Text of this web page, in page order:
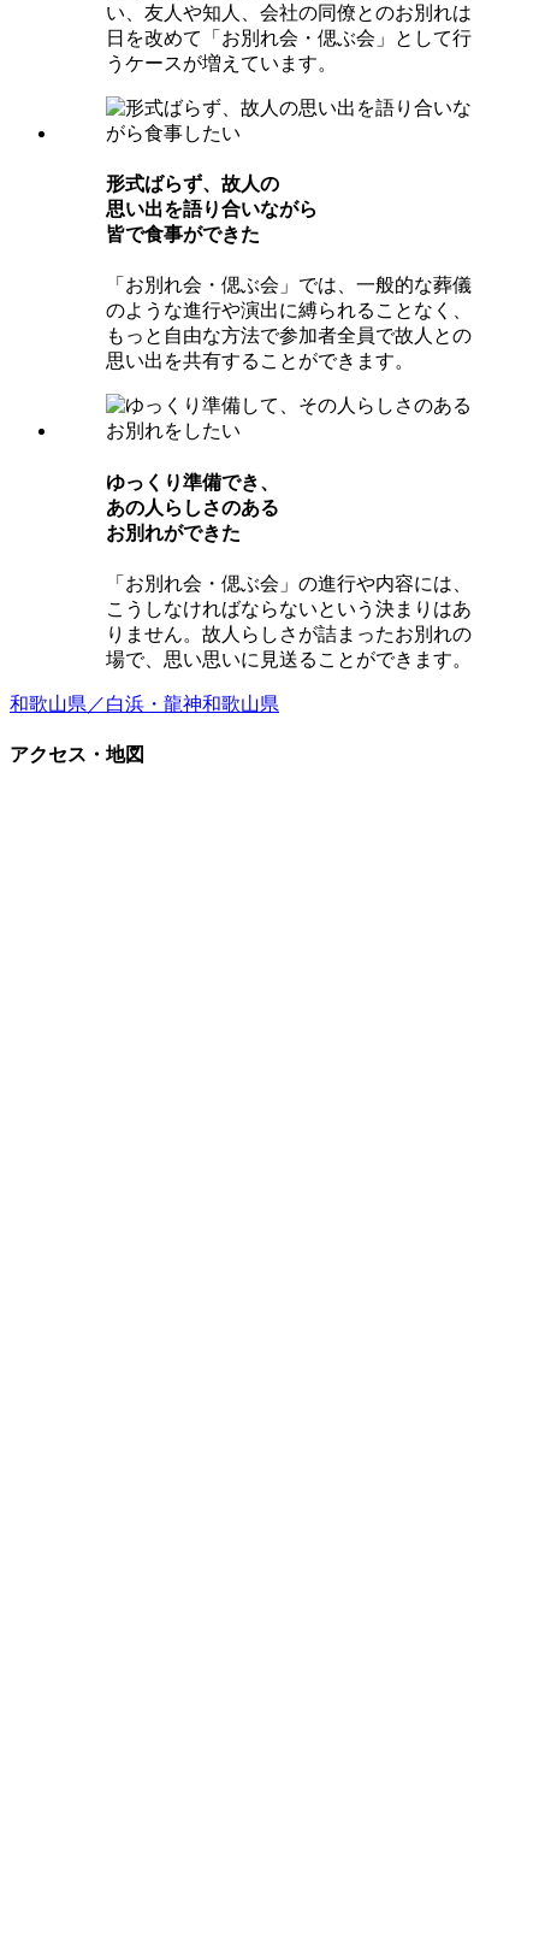
い、友人や知人、会社の同僚とのお別れは
日を改めて「お別れ会・偲ぶ会」として行
うケースが増えています。
形式ばらず、故⼈の
思い出を語り合いながら
皆で⾷事ができた
「お別れ会・偲ぶ会」では、一般的な葬儀
のような進行や演出に縛られることなく、
もっと自由な方法で参加者全員で故人との
思い出を共有することができます。
ゆっくり準備でき、
あの⼈らしさのある
お別れができた
「お別れ会・偲ぶ会」の進行や内容には、
こうしなければならないという決まりはあ
りません。故人らしさが詰まったお別れの
場で、思い思いに見送ることができます。
和歌山県／白浜・龍神和歌山県
アクセス・地図